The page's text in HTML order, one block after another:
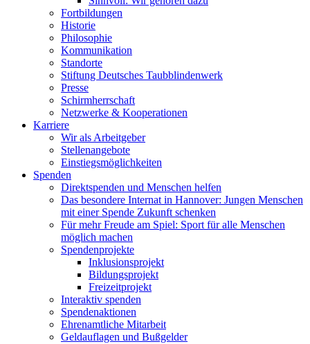
Fortbildungen
Historie
Philosophie
Kommunikation
Standorte
Stiftung Deutsches Taubblindenwerk
Presse
Schirmherrschaft
Netzwerke & Kooperationen
Karriere
Wir als Arbeitgeber
Stellenangebote
Einstiegsmöglichkeiten
Spenden
Direktspenden und Menschen helfen
Das besondere Internat in Hannover: Jungen Menschen
mit einer Spende Zukunft schenken
Für mehr Freude am Spiel: Sport für alle Menschen
möglich machen
Spendenprojekte
Inklusionsprojekt
Bildungsprojekt
Freizeitprojekt
Interaktiv spenden
Spendenaktionen
Ehrenamtliche Mitarbeit
Geldauflagen und Bußgelder